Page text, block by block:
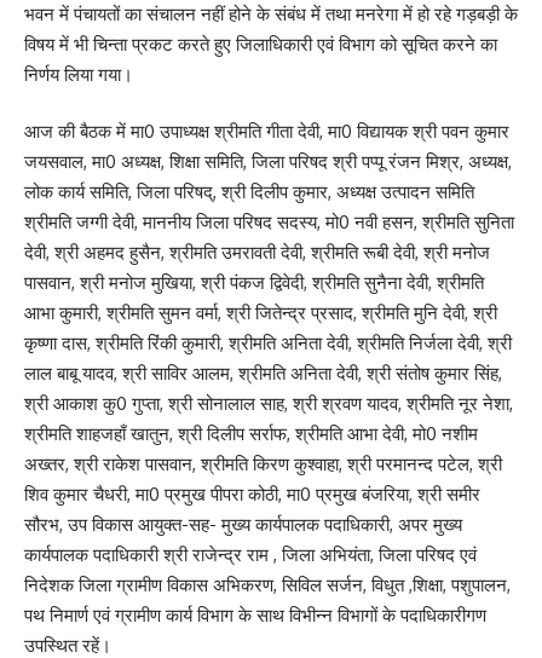
भवन में पंचायतों का संचालन नहीं होने के संबंध में तथा मनरेगा में हो रहे गड़बड़ी के
विषय में भी चिन्ता प्रकट करते हुए जिलाधिकारी एवं विभाग को सूचित करने का
निर्णय लिया गया।
आज की बैठक में मा0 उपाध्यक्ष श्रीमति गीता देवी, मा0 विद्यायक श्री पवन कुमार
जयसवाल, मा0 अध्यक्ष, शिक्षा समिति, जिला परिषद श्री पप्पू रंजन मिश्र, अध्यक्ष,
लोक कार्य समिति, जिला परिषद्, श्री दिलीप कुमार, अध्यक्ष उत्पादन समिति
श्रीमति जग्गी देवी, माननीय जिला परिषद सदस्य, मो0 नवी हसन, श्रीमति सुनिता
देवी, श्री अहमद हुसैन, श्रीमति उमरावती देवी, श्रीमति रूबी देवी, श्री मनोज
पासवान, श्री मनोज मुखिया, श्री पंकज द्विवेदी, श्रीमति सुनैना देवी, श्रीमति
आभा कुमारी, श्रीमति सुमन वर्मा, श्री जितेन्द्र प्रसाद, श्रीमति मुनि देवी, श्री
कृष्णा दास, श्रीमति रिंकी कुमारी, श्रीमति अनिता देवी, श्रीमति निर्जला देवी, श्री
लाल बाबू यादव, श्री साविर आलम, श्रीमति अनिता देवी, श्री संतोष कुमार सिंह,
श्री आकाश कु0 गुप्ता, श्री सोनालाल साह, श्री श्रवण यादव, श्रीमति नूर नेशा,
श्रीमति शाहजहाँ खातुन, श्री दिलीप सर्राफ, श्रीमति आभा देवी, मो0 नशीम
अख्तर, श्री राकेश पासवान, श्रीमति किरण कुश्वाहा, श्री परमानन्द पटेल, श्री
शिव कुमार चैधरी, मा0 प्रमुख पीपरा कोठी, मा0 प्रमुख बंजरिया, श्री समीर
सौरभ, उप विकास आयुक्त-सह- मुख्य कार्यपालक पदाधिकारी, अपर मुख्य
कार्यपालक पदाधिकारी श्री राजेन्द्र राम , जिला अभियंता, जिला परिषद एवं
निदेशक जिला ग्रामीण विकास अभिकरण, सिविल सर्जन, विधुत ,शिक्षा, पशुपालन,
पथ निमार्ण एवं ग्रामीण कार्य विभाग के साथ विभीन्न विभागों के पदाधिकारीगण
उपस्थित रहें।